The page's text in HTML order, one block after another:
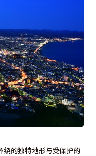
绕的独特地形与受保护的